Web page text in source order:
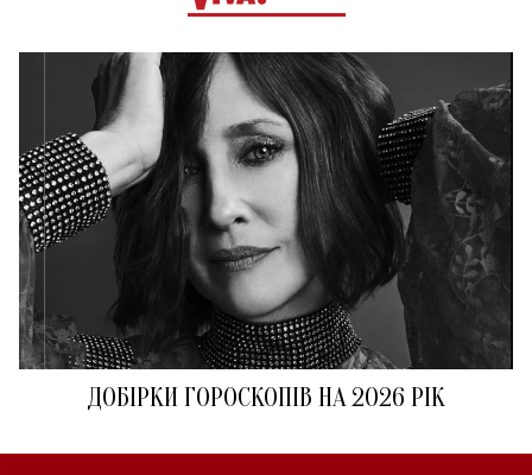
ДОБІРКИ ГОРОСКОПІВ НА 2026 РІК